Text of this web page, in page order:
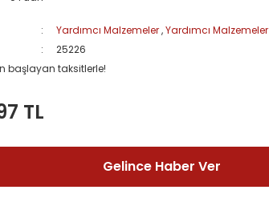
Yardımcı Malzemeler,Yardımcı Malzemeler
25226
başlayan taksitlerle!
TL
Gelince Haber Ver